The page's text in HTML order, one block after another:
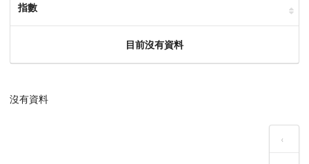
指數
目前沒有資料
沒有資料
‹